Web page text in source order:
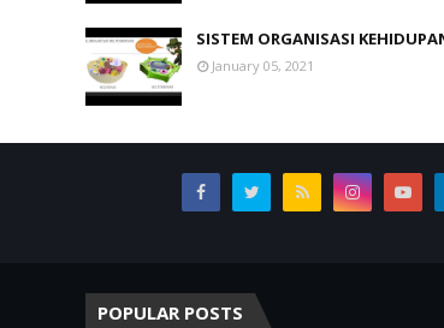
SISTEM ORGANISASI
January 05, 2021
POPULAR POSTS